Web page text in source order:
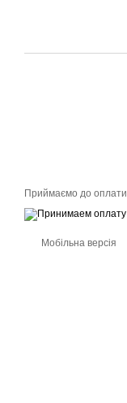
Приймаємо до оплати
Мобільна версія